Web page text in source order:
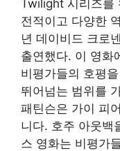
Twilight 시리즈를
전적이고 다양한
년 데이비드 크로
출연했다. 이 영화
비평가들의 호평
뛰어넘는 범위를
패틴슨은 가이 피
니다. 호주 아웃백
스 영화는 비평가